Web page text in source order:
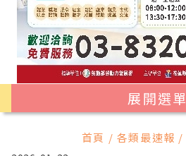
展開選單
首頁 / 各類最速報 /